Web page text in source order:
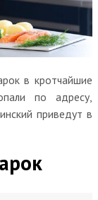
в кротчайшие
по адресу,
приведут в